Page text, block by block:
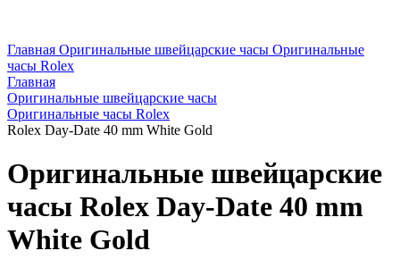
Главная Оригинальные швейцарские часы Оригинальные
часы Rolex
Главная
Оригинальные швейцарские часы
Оригинальные часы Rolex
Rolex Day-Date 40 mm White Gold
Оригинальные швейцарские
часы Rolex Day-Date 40 mm
White Gold